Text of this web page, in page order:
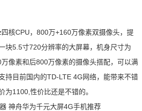
核CPU，800万+160万像素双摄像头，提
块5.5寸720分辨率的大屏幕，机身尺寸为
像素和后800万像素的摄像头搭配，可以满
持目前国内的TD-LTE 4G网络，能带来不错
为1100,性价比还是不错的。